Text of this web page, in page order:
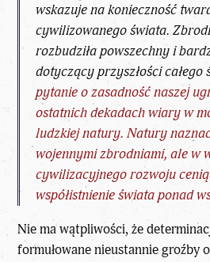
wskazuje na konieczność
cywilizowanego świata.
rozbudziła powszechny i
dotyczący przyszłości całego
pytanie o zasadność naszej
ostatnich dekadach wiary w
ludzkiej natury. Natury
wojennymi zbrodniami, ale w
cywilizacyjnego rozwoju
współistnienie świata ponad
Nie ma wątpliwości, że
formułowane nieustannie groźby